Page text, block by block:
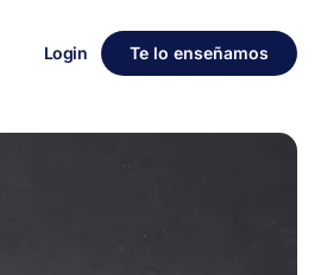
Login Te lo enseñamos